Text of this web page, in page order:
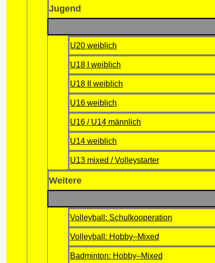
Jugend
U20 weiblich
U18 I weiblich
U18 II weiblich
U16 weiblich
U16 / U14 männlich
U14 weiblich
U13 mixed / Volleystarter
Weitere
Volleyball: Schulkooperation
Volleyball: Hobby–Mixed
Badminton: Hobby–Mixed